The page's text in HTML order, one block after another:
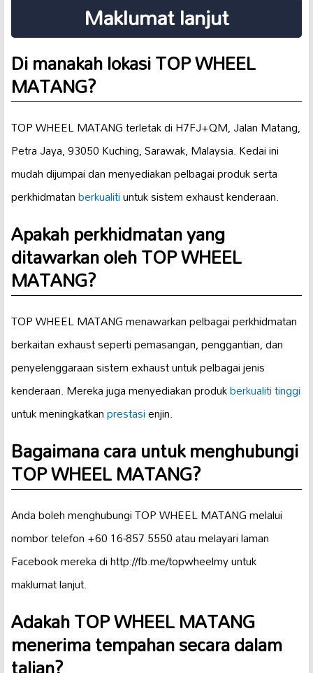
Maklumat lanjut
Di manakah lokasi TOP WHEEL
MATANG?
TOP WHEEL MATANG terletak di H7FJ+QM, Jalan Matang,
Petra Jaya, 93050 Kuching, Sarawak, Malaysia. Kedai ini
mudah dijumpai dan menyediakan pelbagai produk serta
perkhidmatanberkualitiuntuk sistem exhaust kenderaan.
Apakah perkhidmatan yang
ditawarkan oleh TOP WHEEL
MATANG?
TOP WHEEL MATANG menawarkan pelbagai perkhidmatan
berkaitan exhaust seperti pemasangan, penggantian, dan
penyelenggaraan sistem exhaust untuk pelbagai jenis
kenderaan. Mereka juga menyediakan produkberkualiti tinggi
untuk meningkatkanprestasienjin.
Bagaimana cara untuk menghubungi
TOP WHEEL MATANG?
Anda boleh menghubungi TOP WHEEL MATANG melalui
nombor telefon +60 16-857 5550 atau melayari laman
Facebook mereka di http://fb.me/topwheelmy untuk
maklumat lanjut.
Adakah TOP WHEEL MATANG
menerima tempahan secara dalam